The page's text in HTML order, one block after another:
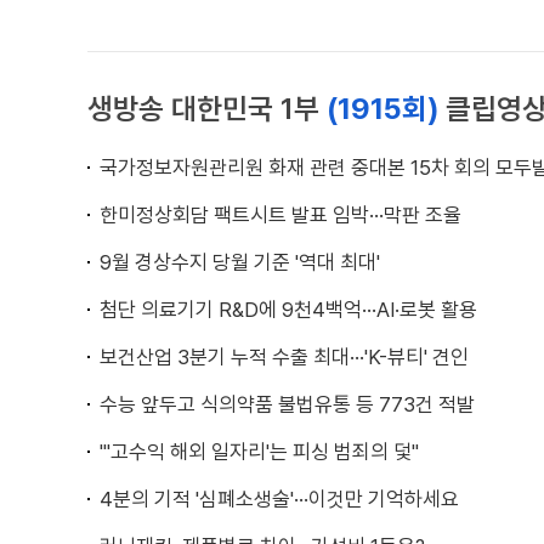
생방송 대한민국 1부 (1915회) 클립영
국가정보자원관리원 화재 관련 중대본 15차 회의 모두
한미정상회담 팩트시트 발표 임박···막판 조율
9월 경상수지 당월 기준 '역대 최대'
첨단 의료기기 R&D에 9천4백억···AI·로봇 활용
보건산업 3분기 누적 수출 최대···'K-뷰티' 견인
수능 앞두고 식의약품 불법유통 등 773건 적발
"'고수익 해외 일자리'는 피싱 범죄의 덫"
4분의 기적 '심폐소생술'···이것만 기억하세요